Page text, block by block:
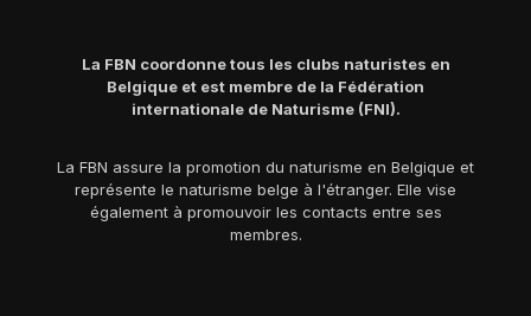
La FBN coordonne tous les clubs naturistes en
Belgique et est membre de la Fédération
internationale de Naturisme (FNI).
La FBN assure la promotion du naturisme en Belgique et
représente le naturisme belge à l'étranger. Elle vise
également à promouvoir les contacts entre ses
membres.